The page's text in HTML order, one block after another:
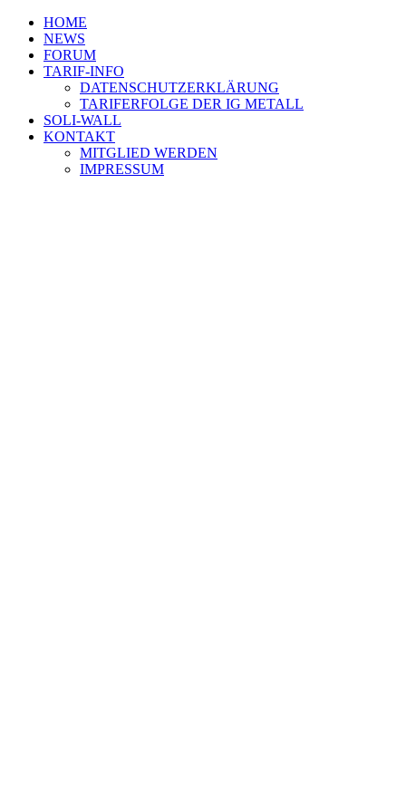
HOME
NEWS
FORUM
TARIF-INFO
DATENSCHUTZERKLÄRUNG
TARIFERFOLGE DER IG METALL
SOLI-WALL
KONTAKT
MITGLIED WERDEN
IMPRESSUM